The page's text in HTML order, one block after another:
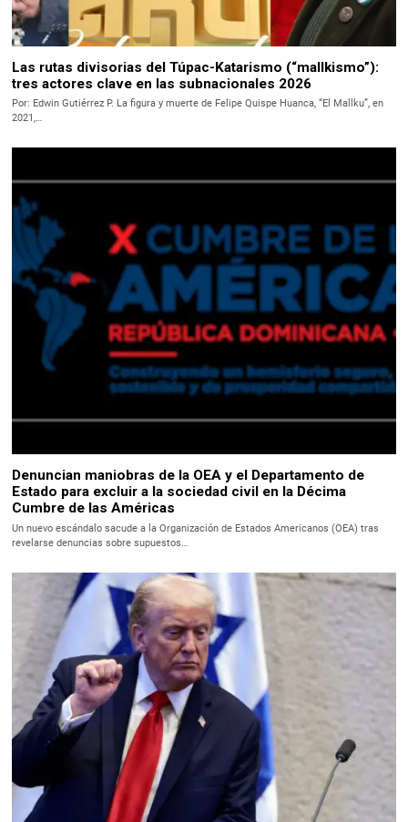
Las rutas divisorias del Túpac-Katarismo (“mallkismo”):
tres actores clave en las subnacionales 2026
Por: Edwin Gutiérrez P. La figura y muerte de Felipe Quispe Huanca, “El Mallku”, en
2021,…
Denuncian maniobras de la OEA y el Departamento de
Estado para excluir a la sociedad civil en la Décima
Cumbre de las Américas
Un nuevo escándalo sacude a la Organización de Estados Americanos (OEA) tras
revelarse denuncias sobre supuestos…